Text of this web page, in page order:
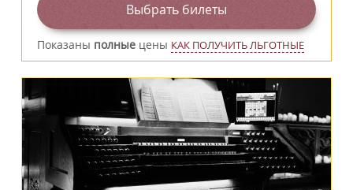
Выбрать билеты
Показаны полные цены КАК ПОЛУЧИТЬ ЛЬГОТНЫЕ